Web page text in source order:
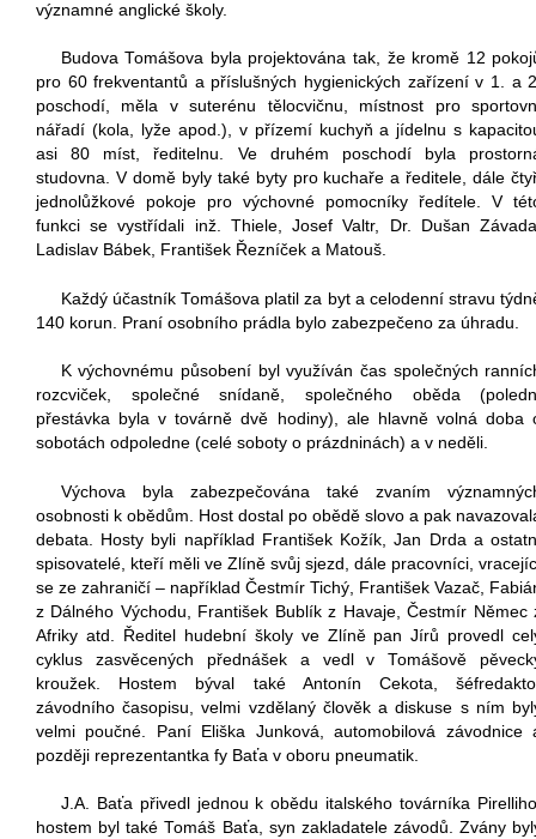
významné anglické školy.
Budova Tomášova byla projektována tak, že kromě 12
pro 60 frekventantů a příslušných hygienických zařízení v 1. a
poschodí, měla v suterénu tělocvičnu, místnost pro
nářadí (kola, lyže apod.), v přízemí kuchyň a jídelnu s
asi 80 míst, ředitelnu. Ve druhém poschodí byla
studovna. V domě byly také byty pro kuchaře a ředitele, dále
jednolůžkové pokoje pro výchovné pomocníky ředítele. V
funkci se vystřídali inž. Thiele, Josef Valtr, Dr. Dušan
Ladislav Bábek, František Řezníček a Matouš.
Každý účastník Tomášova platil za byt a celodenní stravu
140 korun. Praní osobního prádla bylo zabezpečeno za úhradu.
K výchovnému působení byl využíván čas společných
rozcviček, společné snídaně, společného oběda
přestávka byla v továrně dvě hodiny), ale hlavně volná doba
sobotách odpoledne (celé soboty o prázdninách) a v neděli.
Výchova byla zabezpečována také zvaním
osobnosti k obědům. Host dostal po obědě slovo a pak
debata. Hosty byli například František Kožík, Jan Drda a
spisovatelé, kteří měli ve Zlíně svůj sjezd, dále pracovníci,
se ze zahraničí – například Čestmír Tichý, František Vazač,
z Dálného Východu, František Bublík z Havaje, Čestmír Němec
Afriky atd. Ředitel hudební školy ve Zlíně pan Jírů provedl
cyklus zasvěcených přednášek a vedl v Tomášově
kroužek. Hostem býval také Antonín Cekota,
závodního časopisu, velmi vzdělaný člověk a diskuse s ním
velmi poučné. Paní Eliška Junková, automobilová závodnice
později reprezentantka fy Baťa v oboru pneumatik.
J.A. Baťa přivedl jednou k obědu italského továrníka
hostem byl také Tomáš Baťa, syn zakladatele závodů. Zvány